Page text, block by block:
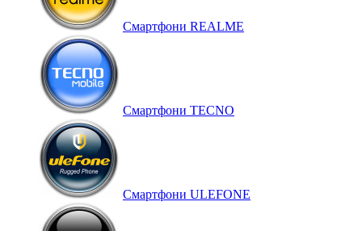
Смартфони REALME
Смартфони TECNO
Смартфони ULEFONE